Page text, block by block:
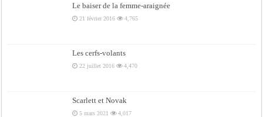
Le baiser de la femme-araignée
21 février 2016 4,765
Les cerfs-volants
22 juillet 2016 4,470
Scarlett et Novak
5 mars 2021 4,017